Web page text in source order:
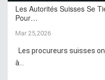
Les Autorités Suisses Se
Pour…
Mar 25,2026
Les procureurs suisses
à...